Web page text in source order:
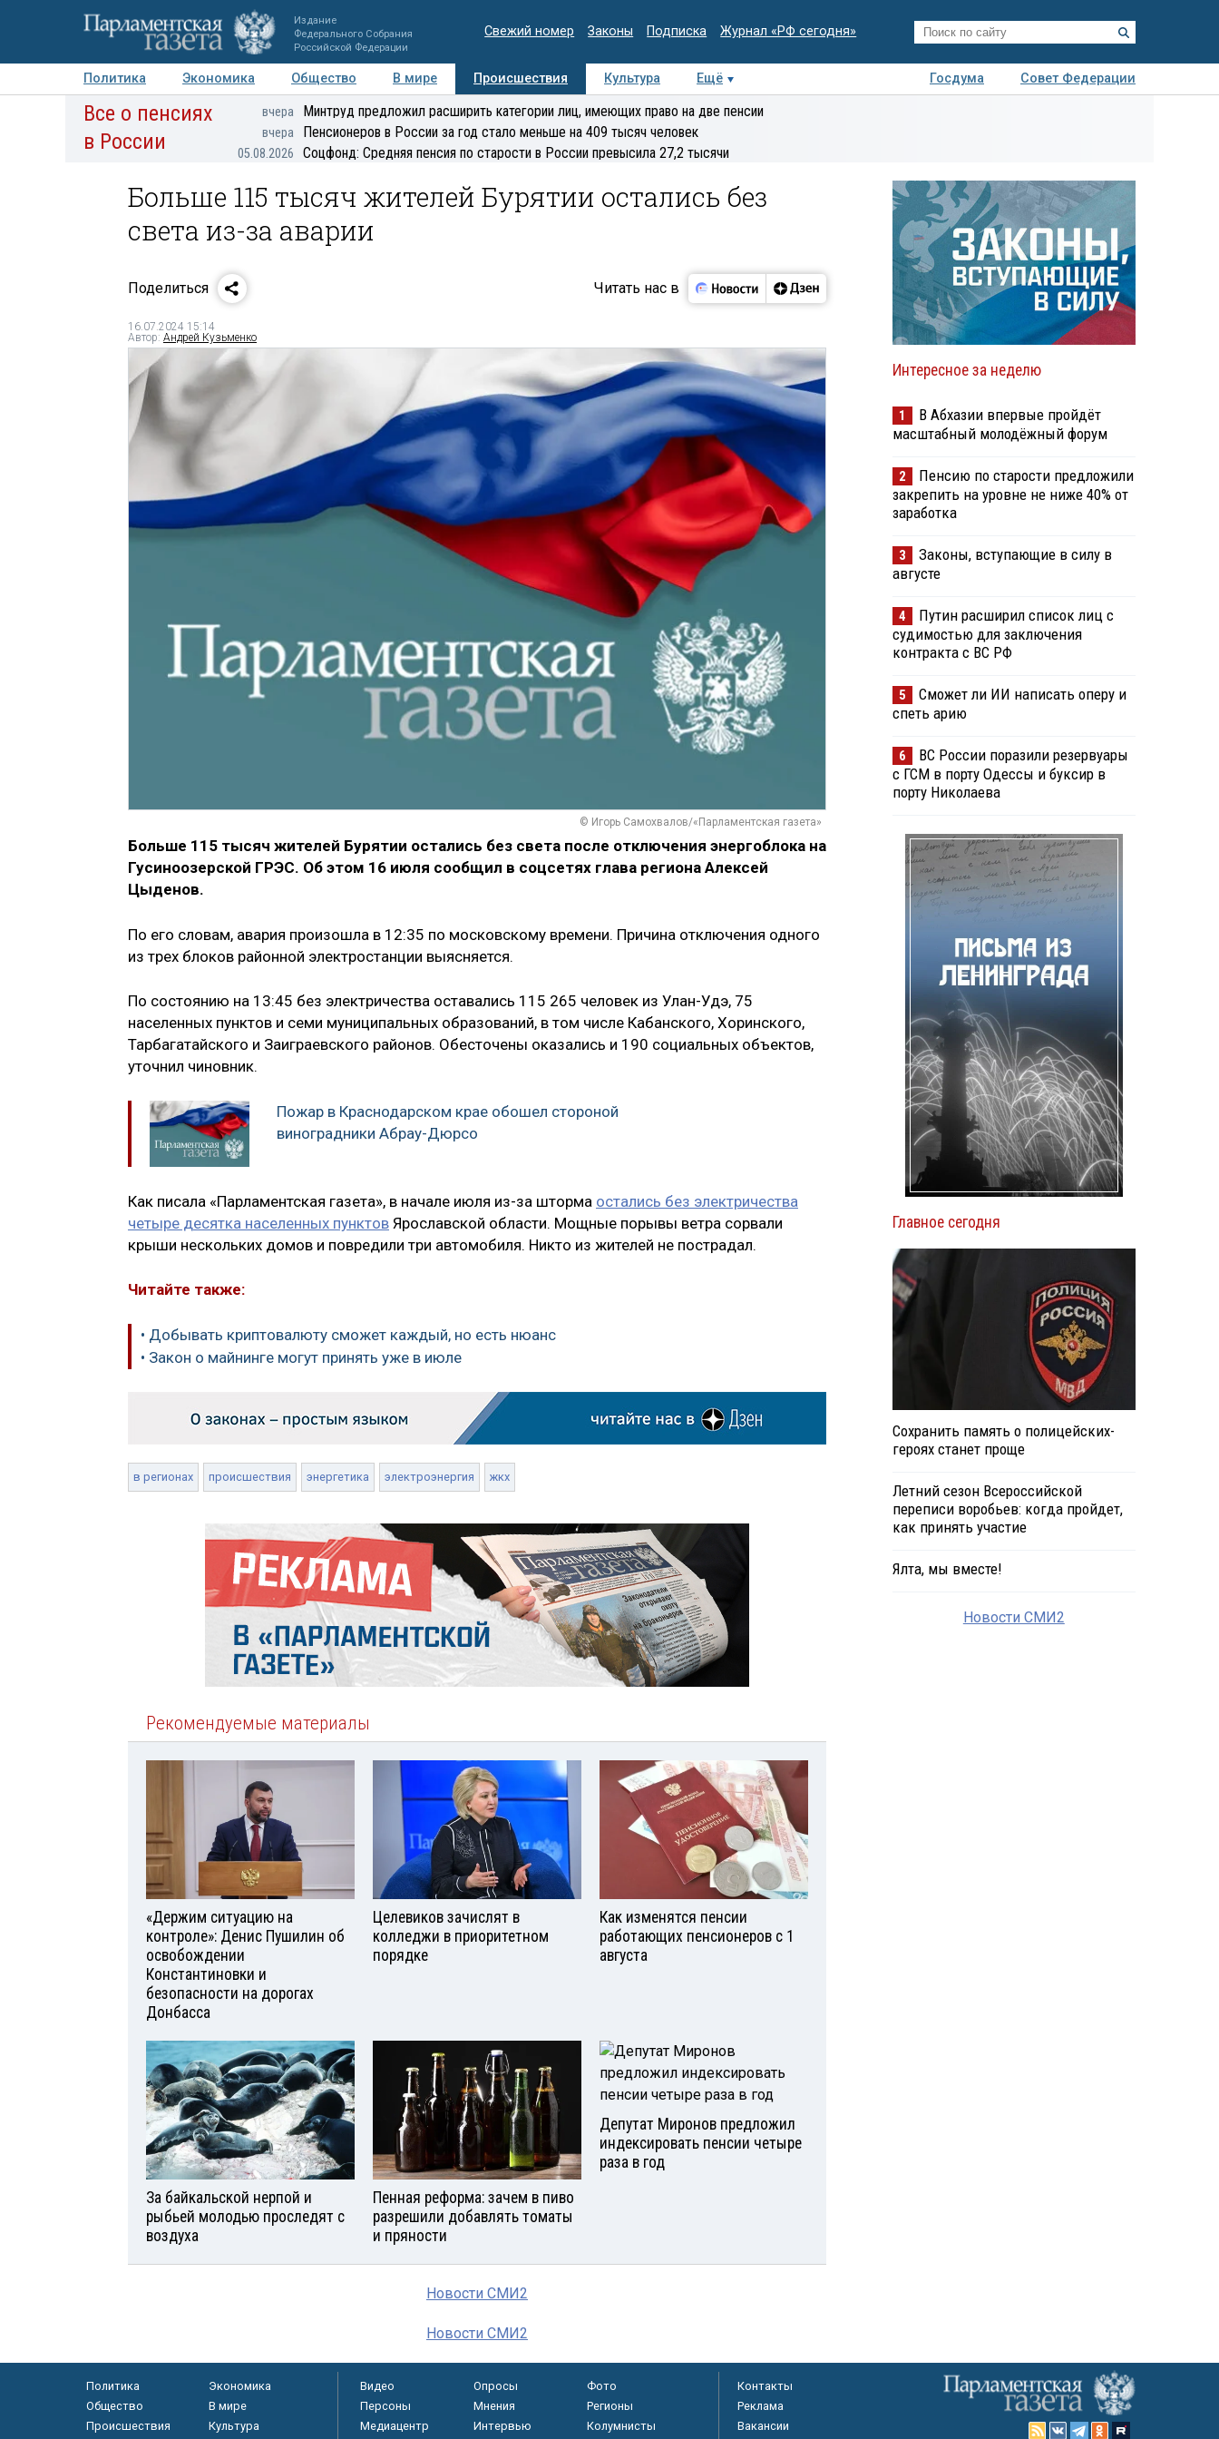
Издание
Федерального Собрания
Российской Федерации
Свежий номер Законы Подписка Журнал «РФ сегодня»
Политика Экономика Общество В мире Происшествия Культура Ещё Госдума
Совет Федерации
Авторы Персоны Мнения Регионы Медиацентр Интервью Колумнисты
Деловая
Все о пенсиях
в России
вчера Минтруд предложил расширить категории лиц, имеющих право на две пенсии
вчера Пенсионеров в России за год стало меньше на 409 тысяч человек
05.08.2026 Соцфонд: Средняя пенсия по старости в России превысила 27,2 тысячи
Больше 115 тысяч жителей Бурятии остались без
света из-за аварии
Поделиться Читать нас в
16.07.2024 15:14
Автор: Андрей Кузьменко
© Игорь Самохвалов/«Парламентская газета»
Больше 115 тысяч жителей Бурятии остались без света после отключения энергоблока на
Гусиноозерской ГРЭС. Об этом 16 июля сообщил в соцсетях глава региона Алексей
Цыденов.
По его словам, авария произошла в 12:35 по московскому времени. Причина отключения одного
из трех блоков районной электростанции выясняется.
По состоянию на 13:45 без электричества оставались 115 265 человек из Улан-Удэ, 75
населенных пунктов и семи муниципальных образований, в том числе Кабанского, Хоринского,
Тарбагатайского и Заиграевского районов. Обесточены оказались и 190 социальных объектов,
уточнил чиновник.
Пожар в Краснодарском крае обошел стороной
виноградники Абрау-Дюрсо
Как писала «Парламентская газета», в начале июля из-за шторма остались без электричества
четыре десятка населенных пунктов Ярославской области. Мощные порывы ветра сорвали
крыши нескольких домов и повредили три автомобиля. Никто из жителей не пострадал.
Читайте также:
• Добывать криптовалюту сможет каждый, но есть нюанс
• Закон о майнинге могут принять уже в июле
в регионах происшествия энергетика электроэнергия жкх
Рекомендуемые материалы
«Держим ситуацию на
контроле»: Денис Пушилин об
освобождении
Константиновки и
безопасности на дорогах
Донбасса
Целевиков зачислят в
колледжи в приоритетном
порядке
Как изменятся пенсии
работающих пенсионеров с 1
августа
За байкальской нерпой и
рыбьей молодью проследят с
воздуха
Пенная реформа: зачем в пиво
разрешили добавлять томаты
и пряности
Депутат Миронов предложил
индексировать пенсии четыре
раза в год
Новости СМИ2
Новости СМИ2
Интересное за неделю
1
В Абхазии впервые пройдёт
масштабный молодёжный форум
2
Пенсию по старости предложили
закрепить на уровне не ниже 40% от
заработка
3
Законы, вступающие в силу в
августе
4
Путин расширил список лиц с
судимостью для заключения
контракта с ВС РФ
5
Сможет ли ИИ написать оперу и
спеть арию
6
ВС России поразили резервуары
с ГСМ в порту Одессы и буксир в
порту Николаева
Главное сегодня
Сохранить память о полицейских-
героях станет проще
Летний сезон Всероссийской
переписи воробьев: когда пройдет,
как принять участие
Ялта, мы вместе!
Новости СМИ2
Политика
Экономика
Общество
В мире
Происшествия
Культура
Видео Опросы
Фото
Персоны
Мнения
Регионы
Медиацентр
Интервью Колумнисты
Контакты
Реклама
Вакансии